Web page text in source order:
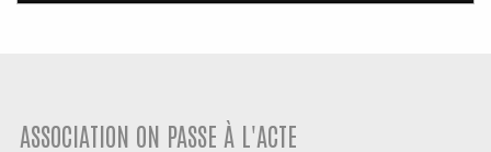
ASSOCIATION ON PASSE À L'ACTE